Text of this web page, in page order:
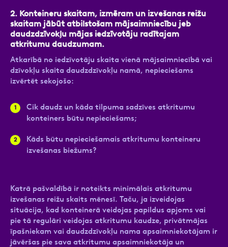
2. Konteineru skaitam, izmēram un izvešanas reižu
skaitam jābūt atbilstošam mājsaimniecību jeb
daudzdzīvokļu mājas iedzīvotāju radītajam
atkritumu daudzumam.
Atkarībā no iedzīvotāju skaita vienā mājsaimniecībā vai
dzīvokļu skaita daudzdzīvokļu namā, nepieciešams
izvērtēt sekojošo:
Cik daudz un kāda tilpuma sadzīves atkritumu
konteiners būtu nepieciešams;
Kāds būtu nepieciešamais atkritumu konteineru
izvešanas biežums?
Katrā pašvaldībā ir noteikts minimālais atkritumu
izvešanas reižu skaits mēnesī. Taču, ja izveidojas
situācija, kad konteinerā veidojas papildus apjoms vai
pie tā regulāri veidojas atkritumu kaudze, privātmājas
īpašniekam vai daudzdzīvokļu nama apsaimniekotājam ir
jāvēršas pie sava atkritumu apsaimniekotāja un